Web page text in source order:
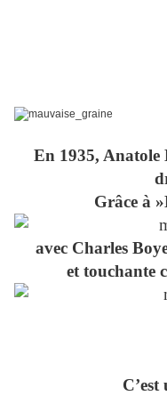
En 1935,
Grâce à
avec Charles
et touchante